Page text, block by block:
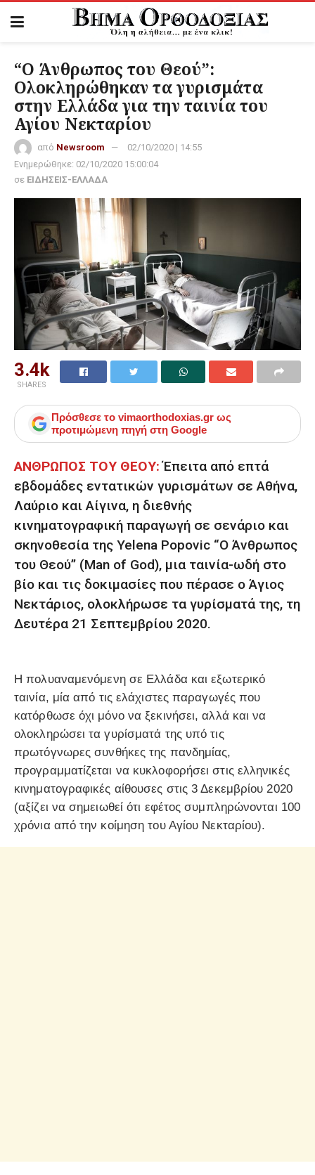
“Ο Άνθρωπος του Θεού”:
Ολοκληρώθηκαν τα γυρισμάτα
στην Ελλάδα για την ταινία του
Αγίου Νεκταρίου
από Newsroom
02/10/2020 | 14:55
Ενημερώθηκε: 02/10/2020 15:00:04
σε ΕΙΔΗΣΕΙΣ-ΕΛΛΑΔΑ
3.4k
SHARES
Πρόσθεσε το vimaorthodoxias.gr ως
προτιμώμενη πηγή στη Google
ΑΝΘΡΩΠΟΣ ΤΟΥ ΘΕΟΥ:Έπειτα από επτά
εβδομάδες εντατικών γυρισμάτων σε Αθήνα,
Λαύριο και Αίγινα, η διεθνής
κινηματογραφική παραγωγή σε σενάριο και
σκηνοθεσία της Yelena Popovic “Ο Άνθρωπος
του Θεού” (Man of God), μια ταινία-ωδή στο
βίο και τις δοκιμασίες που πέρασε ο Άγιος
Νεκτάριος, ολοκλήρωσε τα γυρίσματά της, τη
Δευτέρα 21 Σεπτεμβρίου 2020.
Η πολυαναμενόμενη σε Ελλάδα και εξωτερικό
ταινία, μία από τις ελάχιστες παραγωγές που
κατόρθωσε όχι μόνο να ξεκινήσει, αλλά και να
ολοκληρώσει τα γυρίσματά της υπό τις
πρωτόγνωρες συνθήκες της πανδημίας,
προγραμματίζεται να κυκλοφορήσει στις ελληνικές
κινηματογραφικές αίθουσες στις 3 Δεκεμβρίου 2020
(αξίζει να σημειωθεί ότι εφέτος συμπληρώνονται 100
χρόνια από την κοίμηση του Αγίου Νεκταρίου).